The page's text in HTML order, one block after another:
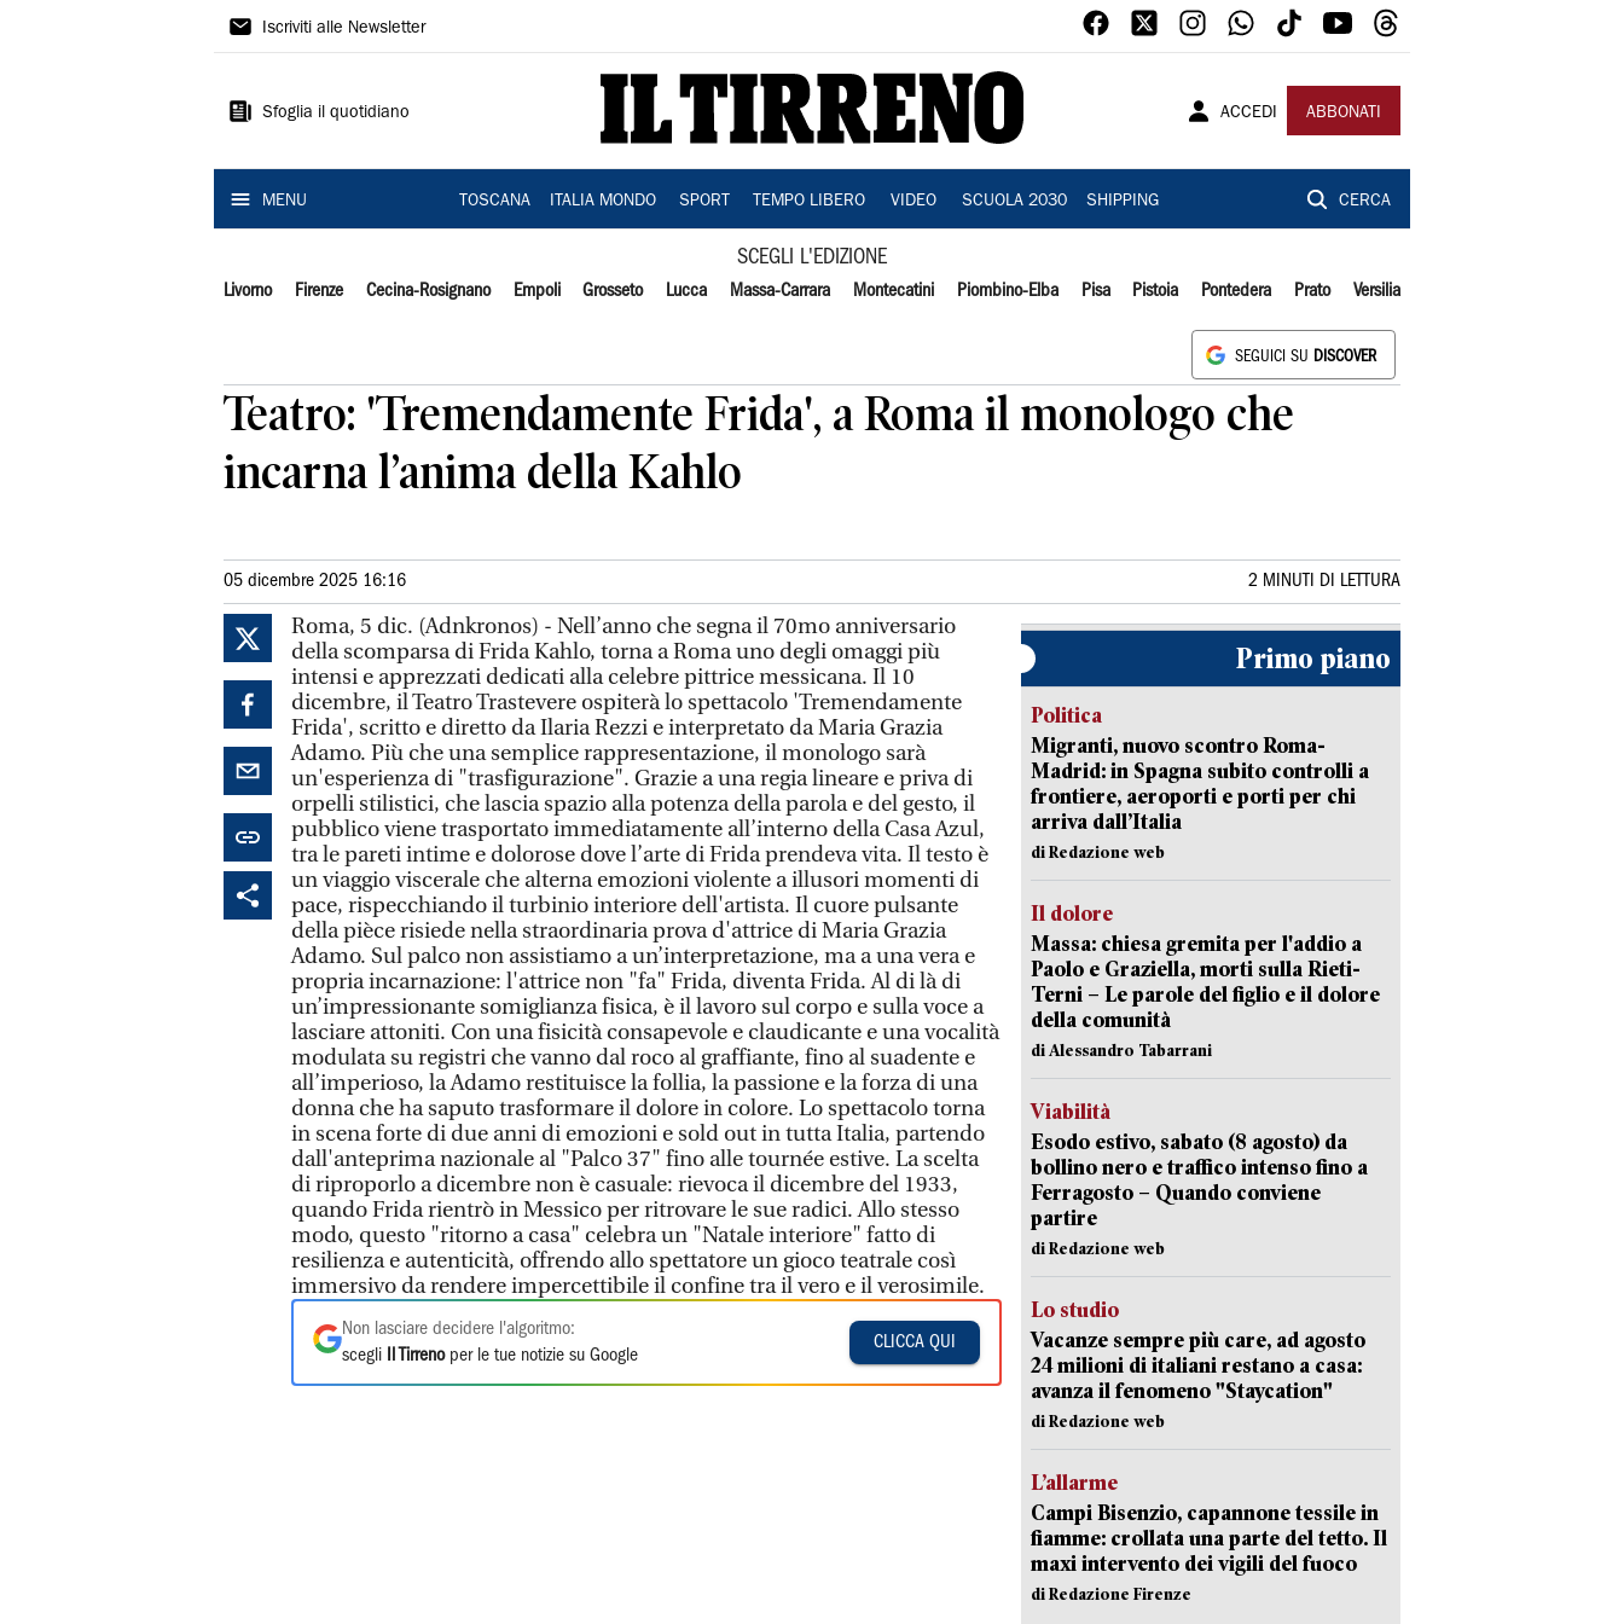
Il
Iscriviti alle Newsletter
Sfoglia il quotidiano ACCEDI ABBONATI
MENU TOSCANA ITALIA MONDO SPORT TEMPO LIBERO VIDEO SCUOLA 2030 SHIPPING CERCA
SCEGLI L'EDIZIONE
Livorno Firenze Cecina-Rosignano Empoli Grosseto Lucca Massa-Carrara Montecatini Piombino-Elba Pisa Pistoia Pontedera Prato Versilia
SEGUICI SU DISCOVER
Teatro: 'Tremendamente Frida', a Roma il monologo che
incarna l’anima della Kahlo
05 dicembre 2025 16:16 2 MINUTI DI LETTURA
Roma, 5 dic. (Adnkronos) - Nell’anno che segna il 70mo anniversario
della scomparsa di Frida Kahlo, torna a Roma uno degli omaggi più
intensi e apprezzati dedicati alla celebre pittrice messicana. Il 10
dicembre, il Teatro Trastevere ospiterà lo spettacolo 'Tremendamente
Frida', scritto e diretto da Ilaria Rezzi e interpretato da Maria Grazia
Adamo. Più che una semplice rappresentazione, il monologo sarà
un'esperienza di "trasfigurazione". Grazie a una regia lineare e priva di
orpelli stilistici, che lascia spazio alla potenza della parola e del gesto, il
pubblico viene trasportato immediatamente all’interno della Casa Azul,
tra le pareti intime e dolorose dove l’arte di Frida prendeva vita. Il testo è
un viaggio viscerale che alterna emozioni violente a illusori momenti di
pace, rispecchiando il turbinio interiore dell'artista. Il cuore pulsante
della pièce risiede nella straordinaria prova d'attrice di Maria Grazia
Adamo. Sul palco non assistiamo a un’interpretazione, ma a una vera e
propria incarnazione: l'attrice non "fa" Frida, diventa Frida. Al di là di
un’impressionante somiglianza fisica, è il lavoro sul corpo e sulla voce a
lasciare attoniti. Con una fisicità consapevole e claudicante e una vocalità
modulata su registri che vanno dal roco al graffiante, fino al suadente e
all’imperioso, la Adamo restituisce la follia, la passione e la forza di una
donna che ha saputo trasformare il dolore in colore. Lo spettacolo torna
in scena forte di due anni di emozioni e sold out in tutta Italia, partendo
dall'anteprima nazionale al "Palco 37" fino alle tournée estive. La scelta
di riproporlo a dicembre non è casuale: rievoca il dicembre del 1933,
quando Frida rientrò in Messico per ritrovare le sue radici. Allo stesso
modo, questo "ritorno a casa" celebra un "Natale interiore" fatto di
resilienza e autenticità, offrendo allo spettatore un gioco teatrale così
immersivo da rendere impercettibile il confine tra il vero e il verosimile.
Non lasciare decidere l'algoritmo:
scegli
Il Tirrenoper le tue notizie su Google
CLICCA QUI
Primo piano
Politica
Migranti, nuovo scontro Roma-
Madrid: in Spagna subito controlli a
frontiere, aeroporti e porti per chi
arriva dall’Italia
di Redazione web
Il dolore
Massa: chiesa gremita per l'addio a
Paolo e Graziella, morti sulla Rieti-
Terni – Le parole del figlio e il dolore
della comunità
di Alessandro Tabarrani
Viabilità
Esodo estivo, sabato (8 agosto) da
bollino nero e traffico intenso fino a
Ferragosto – Quando conviene
partire
di Redazione web
Lo studio
Vacanze sempre più care, ad agosto
24 milioni di italiani restano a casa:
avanza il fenomeno "Staycation"
di Redazione web
L’allarme
Campi Bisenzio, capannone tessile in
fiamme: crollata una parte del tetto. Il
maxi intervento dei vigili del fuoco
di Redazione Firenze